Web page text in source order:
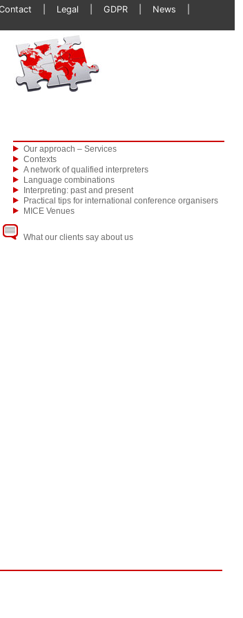
Legal GDPR
News
Our approach – Services
Contexts
A network of qualified interpreters
Language combinations
Interpreting: past and present
Practical tips for international conference organisers
MICE Venues
What our clients say about us